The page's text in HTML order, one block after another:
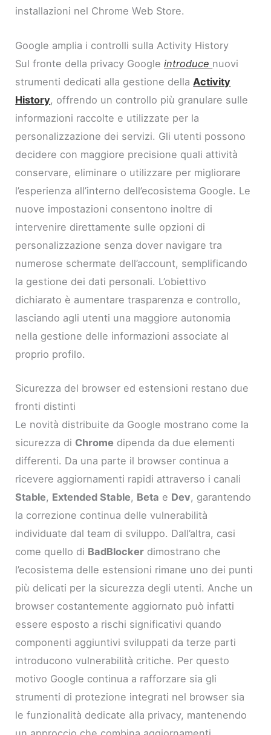
installazioni nel Chrome Web Store.
Google amplia i controlli sulla Activity History
Sul fronte della privacy Googleintroduce nuovi
strumenti dedicati alla gestione dellaActivity
History, offrendo un controllo più granulare sulle
informazioni raccolte e utilizzate per la
personalizzazione dei servizi. Gli utenti possono
decidere con maggiore precisione quali attività
conservare, eliminare o utilizzare per migliorare
l’esperienza all’interno dell’ecosistema Google. Le
nuove impostazioni consentono inoltre di
intervenire direttamente sulle opzioni di
personalizzazione senza dover navigare tra
numerose schermate dell’account, semplificando
la gestione dei dati personali. L’obiettivo
dichiarato è aumentare trasparenza e controllo,
lasciando agli utenti una maggiore autonomia
nella gestione delle informazioni associate al
proprio profilo.
Sicurezza del browser ed estensioni restano due
fronti distinti
Le novità distribuite da Google mostrano come la
sicurezza di Chrome dipenda da due elementi
differenti. Da una parte il browser continua a
ricevere aggiornamenti rapidi attraverso i canali
Stable, Extended Stable, Beta e Dev, garantendo
la correzione continua delle vulnerabilità
individuate dal team di sviluppo. Dall’altra, casi
come quello di BadBlocker dimostrano che
l’ecosistema delle estensioni rimane uno dei punti
più delicati per la sicurezza degli utenti. Anche un
browser costantemente aggiornato può infatti
essere esposto a rischi significativi quando
componenti aggiuntivi sviluppati da terze parti
introducono vulnerabilità critiche. Per questo
motivo Google continua a rafforzare sia gli
strumenti di protezione integrati nel browser sia
le funzionalità dedicate alla privacy, mantenendo